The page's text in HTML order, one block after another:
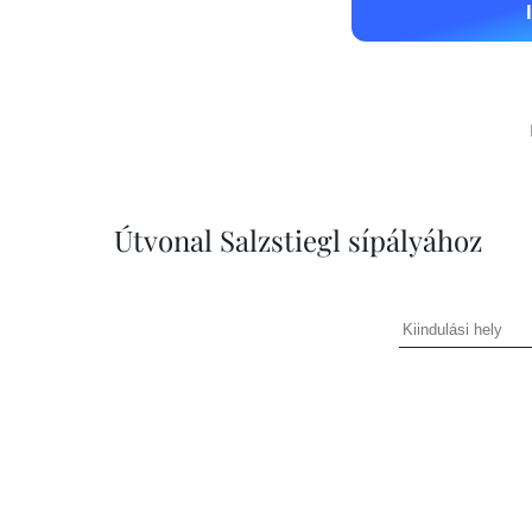
Útvonal Salzstiegl sípályához